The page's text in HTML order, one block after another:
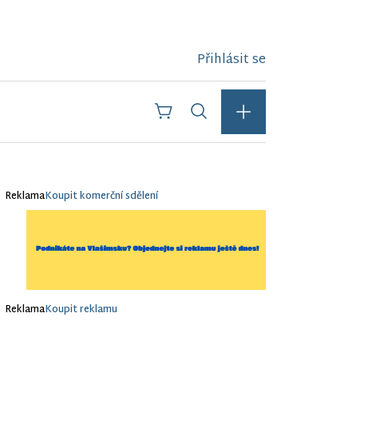
Přihlásit se
ReklamaKoupit komerční sdělení
ReklamaKoupit reklamu